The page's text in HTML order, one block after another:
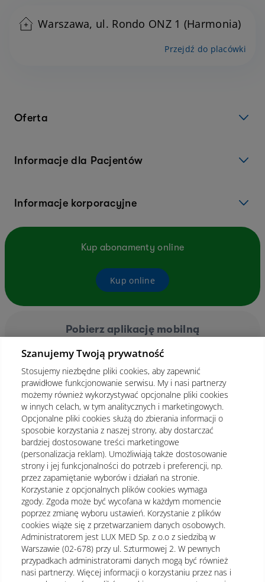
Warszawa, ul. Rondo ONZ 1 (Harmonia)
Przejdź do placówki
Oferta
Informacje dla Pacjentów
Informacje korporacyjne
Kup abonamenty online
Kup online
Pobierz aplikację mobilną
Polityka prywatności Notka prawna
Dane osobowe Mapa strony
Szanujemy Twoją prywatność
Stosujemy niezbędne pliki cookies, aby zapewnić
prawidłowe funkcjonowanie serwisu. My i nasi partnerzy
możemy również wykorzystywać opcjonalne pliki cookies
w innych celach, w tym analitycznych i marketingowych.
Opcjonalne pliki cookies służą do zbierania informacji o
sposobie korzystania z naszej strony, aby dostarczać
bardziej dostosowane treści marketingowe
(personalizacja reklam). Umożliwiają także dostosowanie
strony i jej funkcjonalności do potrzeb i preferencji, np.
przez zapamiętanie wyborów i działań na stronie.
Korzystanie z opcjonalnych plików cookies wymaga
zgody. Zgoda może być wycofana w każdym momencie
poprzez zmianę wyboru ustawień. Korzystanie z plików
cookies wiąże się z przetwarzaniem danych osobowych.
Administratorem jest LUX MED Sp. z o.o z siedzibą w
Warszawie (02-678) przy ul. Szturmowej 2. W pewnych
przypadkach administratorami danych mogą być również
nasi partnerzy. Więcej informacji o korzystaniu przez nas i